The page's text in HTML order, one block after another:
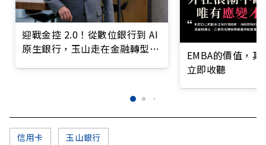
迎戰金控 2.0！從數位銀行到 AI
原生銀行，玉山走在金融轉型最
EMBA的價值，
立即收聽
信用卡 玉山銀行